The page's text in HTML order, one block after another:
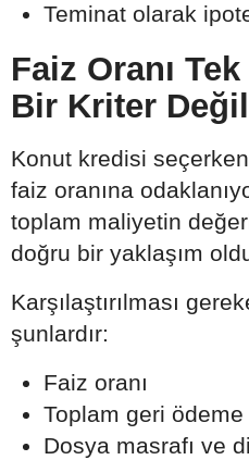
Teminat olarak
Faiz Oranı
Bir Kriter
Konut kredisi
faiz oranına
toplam maliyetin
doğru bir yaklaşım
Karşılaştırılması
şunlardır:
Faiz oranı
Toplam geri ödeme
Dosya masrafı ve